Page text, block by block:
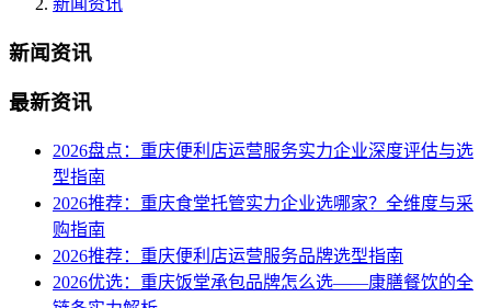
新闻资讯
新闻资讯
最新资讯
2026盘点：重庆便利店运营服务实力企业深度评估与选
型指南
2026推荐：重庆食堂托管实力企业选哪家？全维度与采
购指南
2026推荐：重庆便利店运营服务品牌选型指南
2026优选：重庆饭堂承包品牌怎么选——康膳餐饮的全